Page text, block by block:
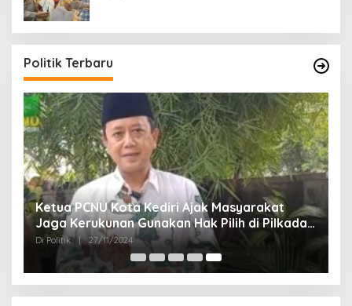
Politik Terbaru
Ketua PCNU Kota Kediri Ajak Masyarakat
Jaga Kerukunan Gunakan Hak Pilih di Pilkada
2024
Di Politik | 27/11/2024